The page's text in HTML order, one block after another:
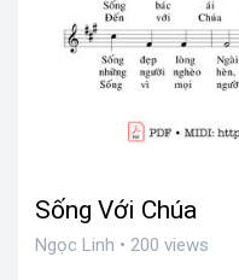
Sống Với Chúa
Ngọc Linh • 200 views